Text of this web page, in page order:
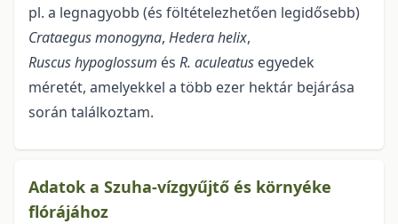
pl. a legnagyobb (és föltételezhetően legidősebb)
Crataegus monogyna, Hedera helix,
Ruscus hypoglossum és R. aculeatus egyedek
méretét, amelyekkel a több ezer hektár bejárása
során találkoztam.
Adatok a Szuha-vízgyűjtő és környéke
flórájához